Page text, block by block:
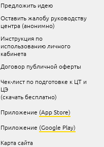
Предложить идею
Оставить жалобу руководству
центра (анонимно)
Инструкция по
использованию личного
кабинета
Договор публичной оферты
Чек-лист по подготовке к ЦТ и
ЦЭ
(скачать бесплатно)
Приложение (App Store)
Приложение (Google Play)
Карта сайта